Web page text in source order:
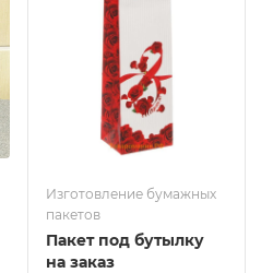
Изготовление бумажных
пакетов
Пакет под бутылку
на заказ